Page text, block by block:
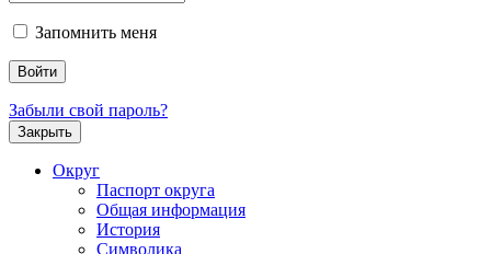
Запомнить меня
Забыли свой пароль?
Закрыть
Округ
Паспорт округа
Общая информация
История
Символика